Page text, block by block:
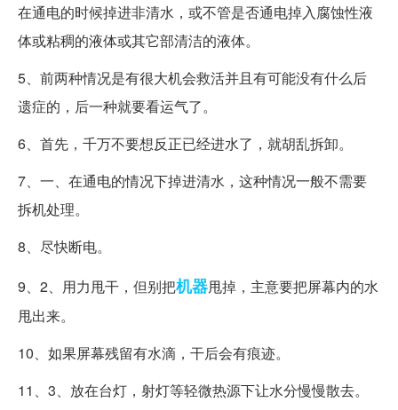
在通电的时候掉进非清水，或不管是否通电掉入腐蚀性液
体或粘稠的液体或其它部清洁的液体。
5、前两种情况是有很大机会救活并且有可能没有什么后
遗症的，后一种就要看运气了。
6、首先，千万不要想反正已经进水了，就胡乱拆卸。
7、一、在通电的情况下掉进清水，这种情况一般不需要
拆机处理。
8、尽快断电。
9、2、用力甩干，但别把机器甩掉，主意要把屏幕内的水
甩出来。
10、如果屏幕残留有水滴，干后会有痕迹。
11、3、放在台灯，射灯等轻微热源下让水分慢慢散去。